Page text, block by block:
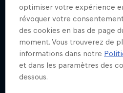
Natural Selection Tour
optimiser votre expérience
révoquer votre
des cookies en bas de page
moment. Vous trouverez de
informations dans notre
et dans les paramètres des
dessous.